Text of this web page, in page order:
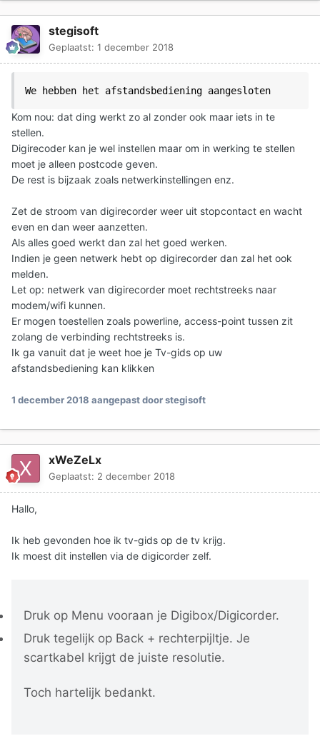
stegisoft
Geplaatst: 1 december 2018
We hebben het afstandsbediening aangesloten
Kom nou: dat ding werkt zo al zonder ook maar iets in te
stellen.
Digirecoder kan je wel instellen maar om in werking te stellen
moet je alleen postcode geven.
De rest is bijzaak zoals netwerkinstellingen enz.
Zet de stroom van digirecorder weer uit stopcontact en wacht
even en dan weer aanzetten.
Als alles goed werkt dan zal het goed werken.
Indien je geen netwerk hebt op digirecorder dan zal het ook
melden.
Let op: netwerk van digirecorder moet rechtstreeks naar
modem/wifi kunnen.
Er mogen toestellen zoals powerline, access-point tussen zit
zolang de verbinding rechtstreeks is.
Ik ga vanuit dat je weet hoe je Tv-gids op uw
afstandsbediening kan klikken
1 december 2018 aangepast door stegisoft
xWeZeLx
Geplaatst: 2 december 2018
Hallo,
Ik heb gevonden hoe ik tv-gids op de tv krijg.
Ik moest dit instellen via de digicorder zelf.
Druk op Menu vooraan je Digibox/Digicorder.
Druk tegelijk op Back + rechterpijltje. Je
scartkabel krijgt de juiste resolutie.
Toch hartelijk bedankt.